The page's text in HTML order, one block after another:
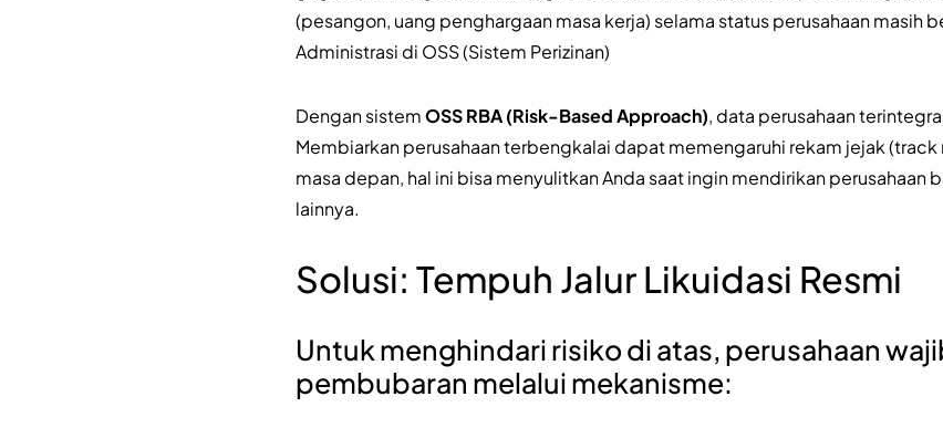
(pesangon, uang penghargaan masa kerja) selama status perusahaan masih
Administrasi di OSS (Sistem Perizinan)
Dengan sistemOSS RBA (Risk-Based Approach), data perusahaan
Membiarkan perusahaan terbengkalai dapat memengaruhi rekam jejak
masa depan, hal ini bisa menyulitkan Anda saat ingin mendirikan perusahaan
lainnya.
Solusi: Tempuh Jalur Likuidasi Resmi
Untuk menghindari risiko di atas, perusahaan
pembubaran melalui mekanisme: